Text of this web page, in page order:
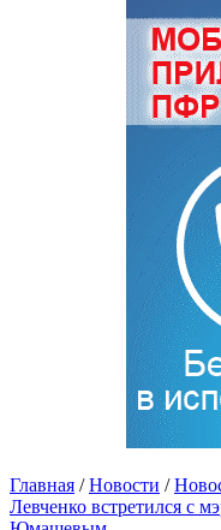
Главная / Новости /
Левченко встретился с